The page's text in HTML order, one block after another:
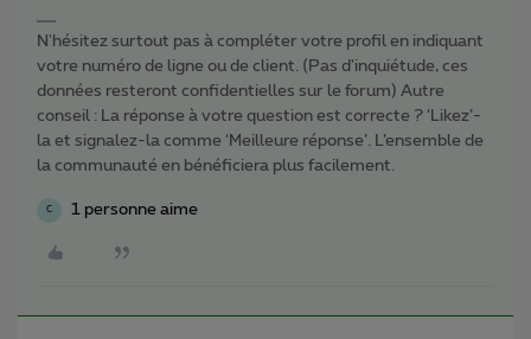
N'hésitez surtout pas à compléter votre profil en indiquant
votre numéro de ligne ou de client. (Pas d'inquiétude, ces
données resteront confidentielles sur le forum) Autre
conseil : La réponse à votre question est correcte ? ‘Likez’-
la et signalez-la comme ‘Meilleure réponse’. L’ensemble de
la communauté en bénéficiera plus facilement.
C 1 personne aime